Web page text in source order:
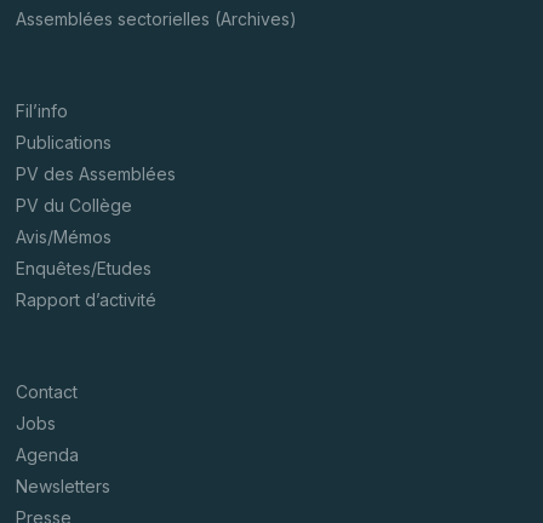
Assemblées sectorielles (Archives)
Fil’info
Publications
PV des Assemblées
PV du Collège
Avis/Mémos
Enquêtes/Etudes
Rapport d’activité
Contact
Jobs
Agenda
Newsletters
Presse